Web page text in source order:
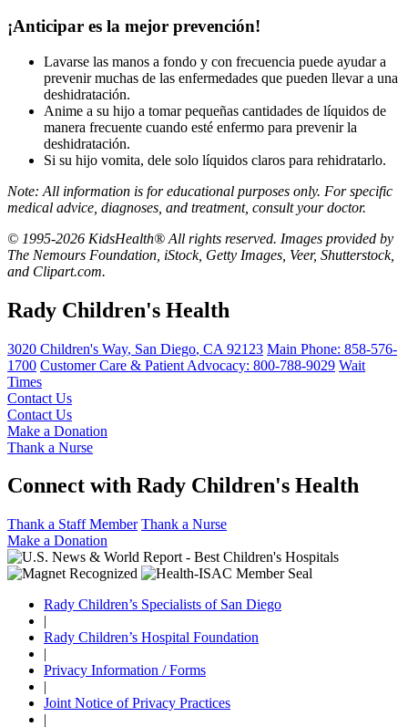
¡Anticipar es la mejor prevención!
Lavarse las manos a fondo y con frecuencia puede ayudar a
prevenir muchas de las enfermedades que pueden llevar a una
deshidratación.
Anime a su hijo a tomar pequeñas cantidades de líquidos de
manera frecuente cuando esté enfermo para prevenir la
deshidratación.
Si su hijo vomita, dele solo líquidos claros para rehidratarlo.
Note: All information is for educational purposes only. For specific
medical advice, diagnoses, and treatment, consult your doctor.
© 1995-2026 KidsHealth® All rights reserved. Images provided by
The Nemours Foundation, iStock, Getty Images, Veer, Shutterstock,
and Clipart.com.
Rady Children's Health
3020 Children's Way, San Diego, CA 92123 Main Phone: 858-576-
1700 Customer Care & Patient Advocacy: 800-788-9029 Wait
Times
Contact Us
Contact Us
Make a Donation
Thank a Nurse
Connect with Rady Children's Health
Thank a Staff Member Thank a Nurse
Make a Donation
Rady Children’s Specialists of San Diego
|
Rady Children’s Hospital Foundation
|
Privacy Information / Forms
|
Joint Notice of Privacy Practices
|